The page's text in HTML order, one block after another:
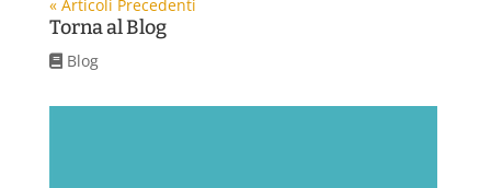
« Articoli Precedenti
Torna al Blog
Blog